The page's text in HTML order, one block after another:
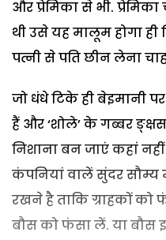
और प्रेमिका से भी.
थी उसे यह मालूम होगा
पत्नी से पति छीन लेना
जो धंधे टिके ही बेइमानी
हैं और ‘शोले’ के गब्बर
निशाना बन जाएं कहां
कंपनियां वालें सुंदर सौम्य
रखने है ताकि ग्राहकों
बौस को फंसा लें. या बौस